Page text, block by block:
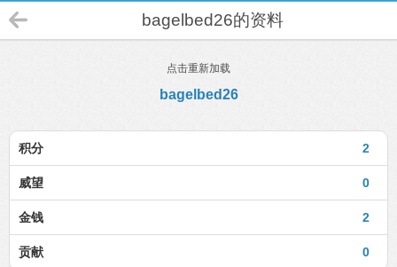
bagelbed26的资料
点击重新加载
bagelbed26
2
积分
0
威望
2
金钱
0
贡献